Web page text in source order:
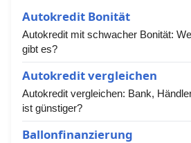
Autokredit Bonität
Autokredit mit schwacher Bonität:
gibt es?
Autokredit vergleichen
Autokredit vergleichen: Bank,
ist günstiger?
Ballonfinanzierung